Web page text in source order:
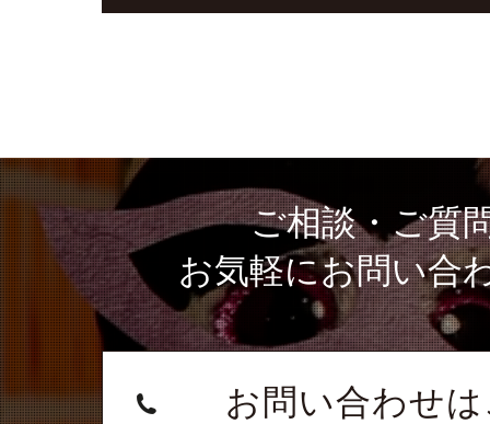
ご相談・ご質
お気軽にお問い合
お問い合わせ